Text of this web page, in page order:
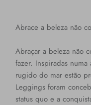
Abrace a beleza não
Abraçar a beleza não
fazer. Inspiradas
rugido do mar estão
Leggings foram
status quo e a